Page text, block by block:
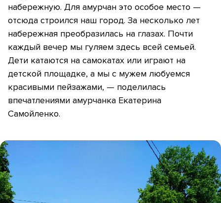
набережную. Для амурчан это особое место —
отсюда строился наш город. За несколько лет
набережная преобразилась на глазах. Почти
каждый вечер мы гуляем здесь всей семьей.
Дети катаются на самокатах или играют на
детской площадке, а мы с мужем любуемся
красивыми пейзажами, — поделилась
впечатлениями амурчанка Екатерина
Самойленко.